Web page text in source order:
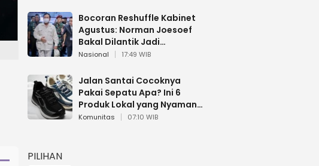
Bocoran Reshuffle Kabinet
Agustus: Norman Joesoef
Bakal Dilantik Jadi
Wamenhan RI
Nasional 17:49 WIB
Jalan Santai Cocoknya
Pakai Sepatu Apa? Ini 6
Produk Lokal yang Nyaman
Buat 17 Agustusan
Komunitas 07:10 WIB
PILIHAN